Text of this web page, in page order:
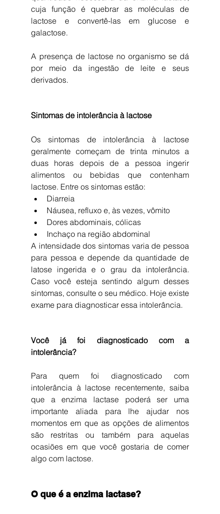
cuja função é quebrar as moléculas de
lactose e convertê-las em glucose e
galactose.
A presença de lactose no organismo se dá
por meio da ingestão de leite e seus
derivados.
Sintomas de intolerância à lactose
Os sintomas de intolerância à lactose
geralmente começam de trinta minutos a
duas horas depois de a pessoa ingerir
alimentos ou bebidas que contenham
lactose. Entre os sintomas estão:
Diarreia
Náusea, refluxo e, às vezes, vômito
Dores abdominais, cólicas
Inchaço na região abdominal
A intensidade dos sintomas varia de pessoa
para pessoa e depende da quantidade de
latose ingerida e o grau da intolerância.
Caso você esteja sentindo algum desses
sintomas, consulte o seu médico. Hoje existe
exame para diagnosticar essa intolerância.
Você já foi diagnosticado com a
intolerância?
Para quem foi diagnosticado com
intolerância à lactose recentemente, saiba
que a enzima lactase poderá ser uma
importante aliada para lhe ajudar nos
momentos em que as opções de alimentos
são restritas ou também para aquelas
ocasiões em que você gostaria de comer
algo com lactose.
O que é a enzima lactase?